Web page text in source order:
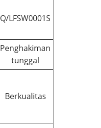
Q/LFSW0001S
Penghakiman
tunggal
Berkualitas